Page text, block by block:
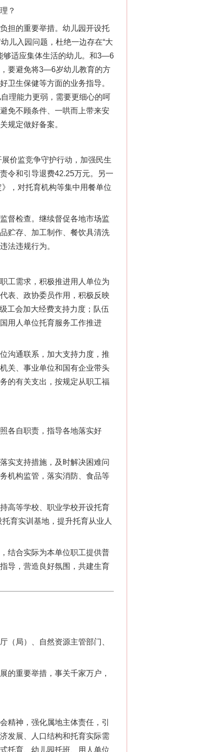
？
担的重要举措。幼儿园开设托
儿入园问题，杜绝一边存在“大
够适应集体生活的幼儿。和3—6
要避免将3—6岁幼儿教育的方
卫生保健等方面的业务指导。
理能力更弱，需要更细心的呵
免不顾条件、一哄而上带来安
规定做好备案。
价监竞争守护行动，加强民生
令和引导退费42.25万元。另一
，对托育机构等集中用餐单位
督检查。继续督促各地市场监
贮存、加工制作、餐饮具清洗
法违规行为。
工需求，积极推进用人单位为
表、政协委员作用，积极反映
工会加大经费支持力度；队伍
用人单位托育服务工作推进
沟通联系，加大支持力度，推
关、事业单位和国有企业带头
的有关支出，按规定从职工福
各自职责，指导各地落实好
实支持措施，及时解决困难问
机构监管，落实消防、食品等
高等学校、职业学校开设托育
育实训基地，提升托育从业人
结合实际为本单位职工提供普
导，营造良好氛围，共建生育
（局）、自然资源主管部门、
重要举措，事关千家万户，
神，强化属地主体责任，引
发展、人口结构和托育实际需
托育、幼儿园托班、用人单位